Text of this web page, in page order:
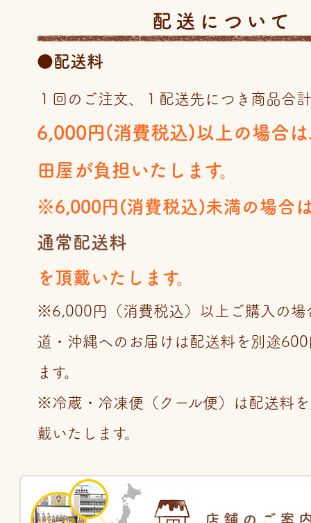
配送について
●配送料
１回のご注文、１配送先につき商品合
6,000円(消費税込)以上の場合
田屋が負担いたします。
※6,000円(消費税込)未満の場合
通常配送料
を頂戴いたします。
※6,000円（消費税込）以上ご購入の場
道・沖縄へのお届けは配送料を別途
ます。
※冷蔵・冷凍便（クール便）は配送料
戴いたします。
店舗のご案